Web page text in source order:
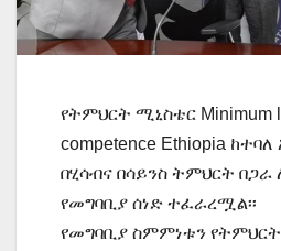
የትምህርት ሚኒስቴር Minimum
competence Ethiopia
በሂሳብና በሳይንስ ትምህርት
የመግባቢያ ሰነድ ተፈራረሟል፡፡
የመግባቢያ ስምምነቱን